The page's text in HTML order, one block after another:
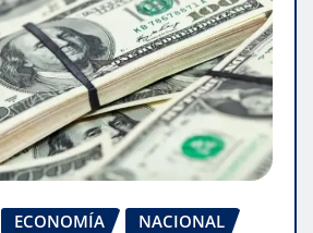
ECONOMÍA
NACIONAL